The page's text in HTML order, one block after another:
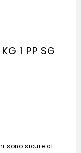
1 PP SG
sono sicure al